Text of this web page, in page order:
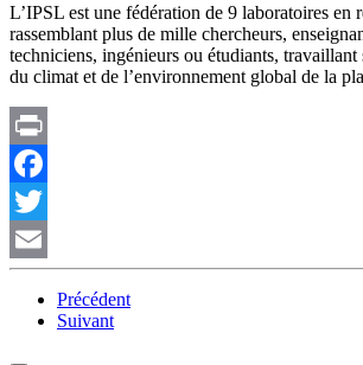
L’IPSL est une fédération de 9 laboratoires en
rassemblant plus de mille chercheurs,
techniciens, ingénieurs ou étudiants, travaillant
du climat et de l’environnement global de la
Print
Facebook
Twitter
Email
Précédent
Suivant